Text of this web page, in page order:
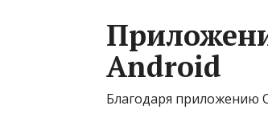
Android
Благодаря приложению